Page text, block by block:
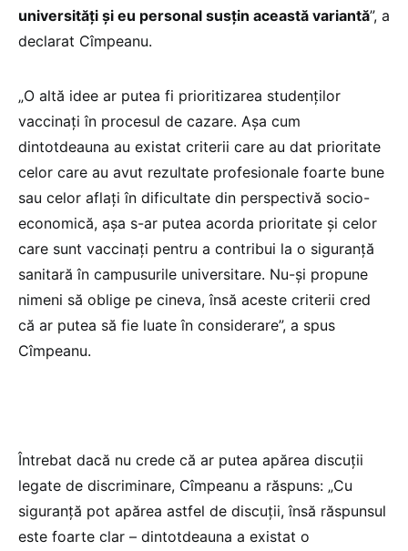
universități și eu personal susțin această variantă”, a
declarat Cîmpeanu.
„O altă idee ar putea fi prioritizarea studenților
vaccinați în procesul de cazare. Așa cum
dintotdeauna au existat criterii care au dat prioritate
celor care au avut rezultate profesionale foarte bune
sau celor aflați în dificultate din perspectivă socio-
economică, așa s-ar putea acorda prioritate și celor
care sunt vaccinați pentru a contribui la o siguranță
sanitară în campusurile universitare. Nu-și propune
nimeni să oblige pe cineva, însă aceste criterii cred
că ar putea să fie luate în considerare”, a spus
Cîmpeanu.
Întrebat dacă nu crede că ar putea apărea discuții
legate de discriminare, Cîmpeanu a răspuns: „Cu
siguranță pot apărea astfel de discuții, însă răspunsul
este foarte clar – dintotdeauna a existat o